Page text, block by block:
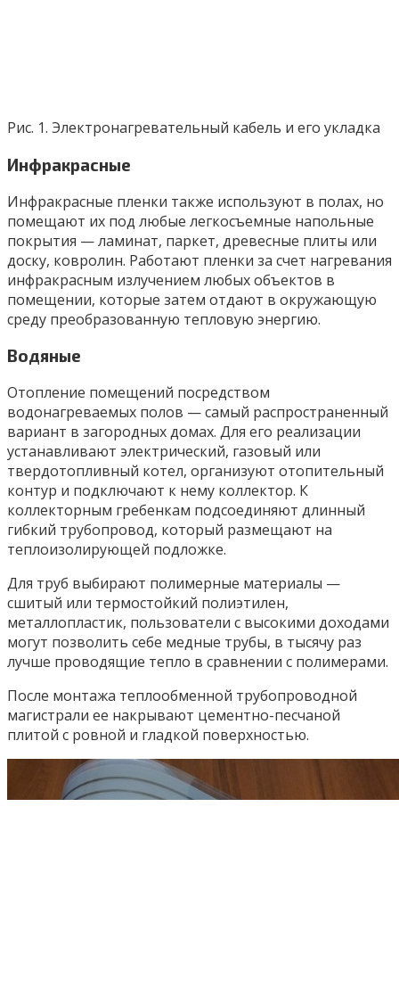
Рис. 1. Электронагревательный кабель и его укладка
Инфракрасные
Инфракрасные пленки также используют в полах, но
помещают их под любые легкосъемные напольные
покрытия — ламинат, паркет, древесные плиты или
доску, ковролин. Работают пленки за счет нагревания
инфракрасным излучением любых объектов в
помещении, которые затем отдают в окружающую
среду преобразованную тепловую энергию.
Водяные
Отопление помещений посредством
водонагреваемых полов — самый распространенный
вариант в загородных домах. Для его реализации
устанавливают электрический, газовый или
твердотопливный котел, организуют отопительный
контур и подключают к нему коллектор. К
коллекторным гребенкам подсоединяют длинный
гибкий трубопровод, который размещают на
теплоизолирующей подложке.
Для труб выбирают полимерные материалы —
сшитый или термостойкий полиэтилен,
металлопластик, пользователи с высокими доходами
могут позволить себе медные трубы, в тысячу раз
лучше проводящие тепло в сравнении с полимерами.
После монтажа теплообменной трубопроводной
магистрали ее накрывают цементно-песчаной
плитой с ровной и гладкой поверхностью.